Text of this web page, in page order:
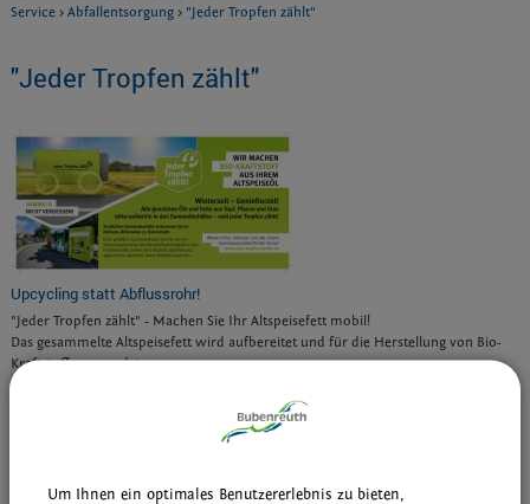
Service > Abfallentsorgung > "Jeder Tropfen zählt"
"Jeder Tropfen zählt"
Upcycling statt Abflussrohr!
"Jeder Tropfen zählt" - Machen Sie Ihr Altspeisefett mobil!
Das gesammelte Altspeisefett wird aufbereitet und für die Herstellung von Bio-
Kraftstoff verwendet.
Der Sammelautomat befindet sich an der Wertstoffsammelinsel in der
…mehr
Um Ihnen ein optimales Benutzererlebnis zu bieten,